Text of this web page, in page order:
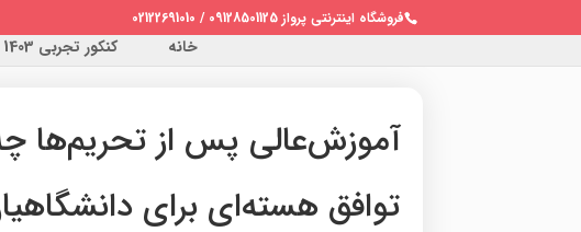
فروشگاه اینترنتی پرواز 09128501125 / 02122691010
خانه کنکور تجربی 1403
آموزش‌عالی پس از تحریم‌ها
توافق هسته‌ای برای